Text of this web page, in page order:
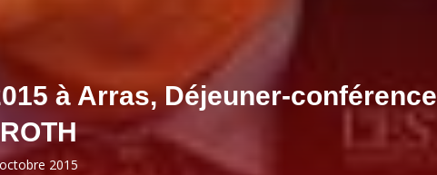
à Arras, Déjeuner-conférence
2015